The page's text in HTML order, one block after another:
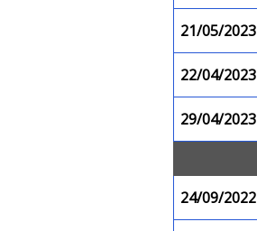
21/05/2023
22/04/2023
29/04/2023
24/09/2022